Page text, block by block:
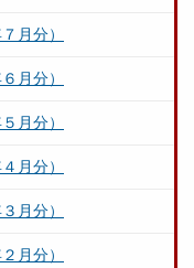
月分）
月分）
月分）
月分）
月分）
月分）